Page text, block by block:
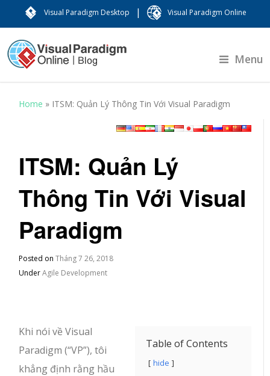
Visual Paradigm Desktop | Visual Paradigm Online
Menu
Home » ITSM: Quản Lý Thông Tin Với Visual Paradigm
ITSM: Quản Lý
Thông Tin Với Visual
Paradigm
Posted onTháng 7 26, 2018
UnderAgile Development
Table of Contents
hide
Khi nói về Visual
Paradigm (“VP”), tôi
khẳng định rằng hầu